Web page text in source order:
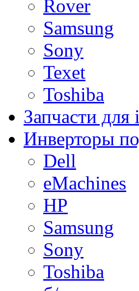
Rover
Samsung
Sony
Texet
Toshiba
Запчасти для
Инверторы
Dell
eMachines
HP
Samsung
Sony
Toshiba